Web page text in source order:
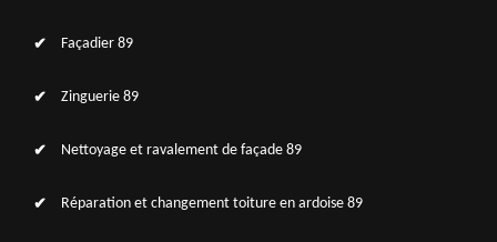
Façadier 89
Zinguerie 89
Nettoyage et ravalement de façade 89
Réparation et changement toiture en ardoise 89